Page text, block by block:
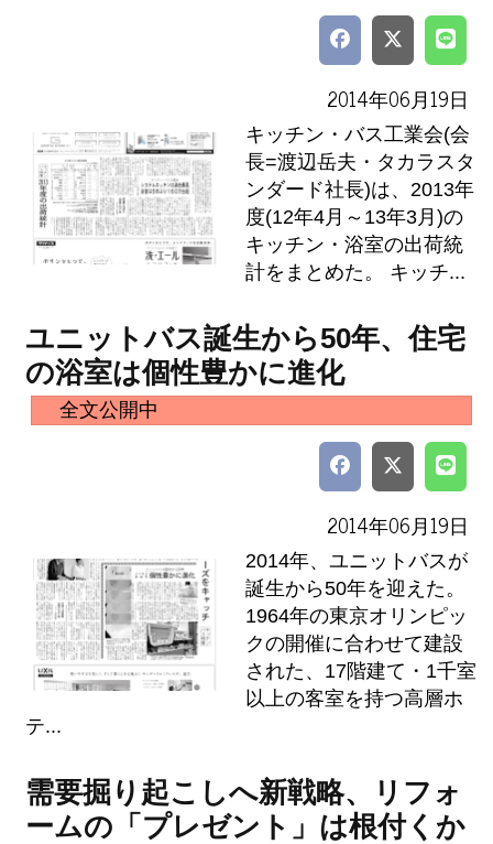
2014年06月19日
キッチン・バス工業会(会
長=渡辺岳夫・タカラスタ
ンダード社長)は、2013年
度(12年4月～13年3月)の
キッチン・浴室の出荷統
計をまとめた。 キッチ...
ユニットバス誕生から50年、住宅
の浴室は個性豊かに進化
全文公開中
2014年06月19日
2014年、ユニットバスが
誕生から50年を迎えた。
1964年の東京オリンピッ
クの開催に合わせて建設
された、17階建て・1千室
以上の客室を持つ高層ホ
テ...
需要掘り起こしへ新戦略、リフォ
ームの「プレゼント」は根付くか